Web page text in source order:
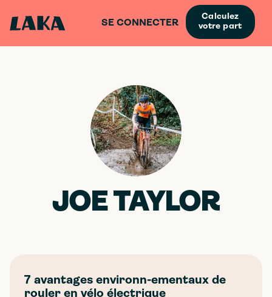
SE CONNECTER
Calculez
votre part
JOE TAYLOR
7 avantages environn-ementaux de
rouler en vélo électrique